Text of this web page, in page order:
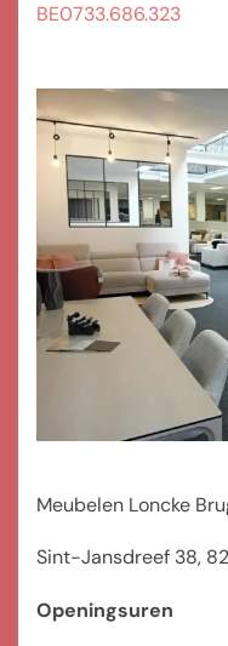
BE0733.686.323
Meubelen Loncke
Sint-Jansdreef 38,
Openingsuren